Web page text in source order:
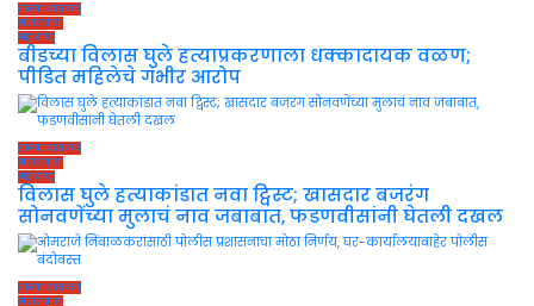
ताज्या बातम्या
मराठवाडा
महाराष्ट्र
बीडच्या विलास घुले हत्याप्रकरणाला धक्कादायक वळण;
पीडित महिलेचे गंभीर आरोप
ताज्या बातम्या
मराठवाडा
महाराष्ट्र
विलास घुले हत्याकांडात नवा ट्विस्ट; खासदार बजरंग
सोनवणेंच्या मुलाचं नाव जबाबात, फडणवीसांनी घेतली दखल
ताज्या बातम्या
मराठवाडा